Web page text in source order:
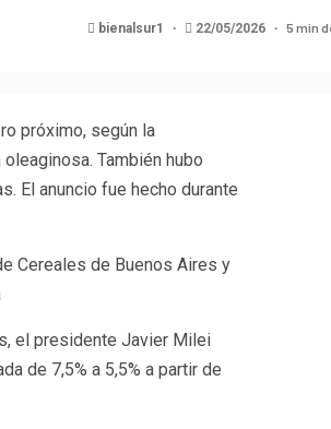
bienalsur1 22/05/2026 5 min
próximo, según la
También hubo
El anuncio fue hecho durante
Cereales de Buenos Aires y
el presidente Javier Milei
de 7,5% a 5,5% a partir de